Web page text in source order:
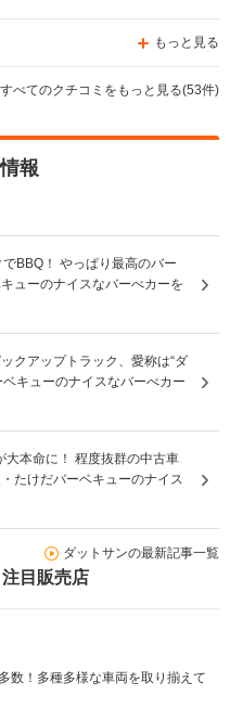
もっと見る
すべてのクチコミをもっと見る(53件)
報
BBQ！ やっぱり最高のバー
ューのナイスなバーべカーを
クアップトラック、愛称は“ダ
キューのナイスなバーべカー
大本命に！ 程度抜群の中古車
けだバーベキューのナイス
ダットサンの最新記事一覧
目販売店
数！多種多様な車両を取り揃えて